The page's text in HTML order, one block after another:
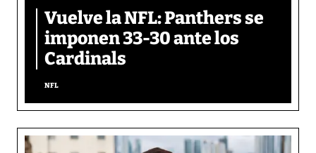
Vuelve la NFL: Panthers se
imponen 33-30 ante los
Cardinals
NFL